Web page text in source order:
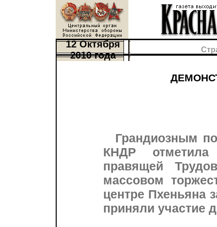
12 Октября
2010 года
Грандиозным
КНДР
правящей
массовом
центре Пхеньяна
приняли участие